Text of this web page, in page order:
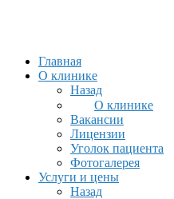
Главная
О клинике
Назад
О клинике
Вакансии
Лицензии
Уголок пациента
Фотогалерея
Услуги и цены
Назад